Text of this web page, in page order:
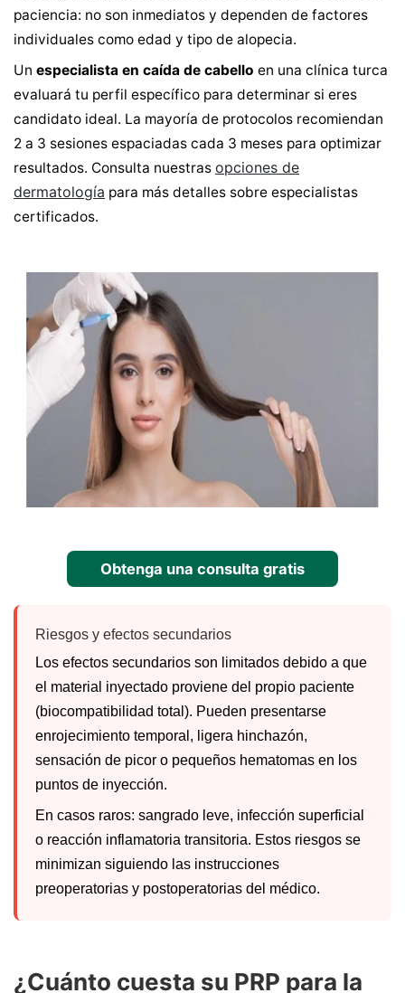
paciencia: no son inmediatos y dependen de factores
individuales como edad y tipo de alopecia.
Un especialista en caída de cabello en una clínica turca
evaluará tu perfil específico para determinar si eres
candidato ideal. La mayoría de protocolos recomiendan
2 a 3 sesiones espaciadas cada 3 meses para optimizar
resultados. Consulta nuestras opciones de
dermatología para más detalles sobre especialistas
certificados.
Obtenga una consulta gratis
Riesgos y efectos secundarios
Los efectos secundarios son limitados debido a que
el material inyectado proviene del propio paciente
(biocompatibilidad total). Pueden presentarse
enrojecimiento temporal, ligera hinchazón,
sensación de picor o pequeños hematomas en los
puntos de inyección.
En casos raros: sangrado leve, infección superficial
o reacción inflamatoria transitoria. Estos riesgos se
minimizan siguiendo las instrucciones
preoperatorias y postoperatorias del médico.
¿Cuánto cuesta su PRP para la